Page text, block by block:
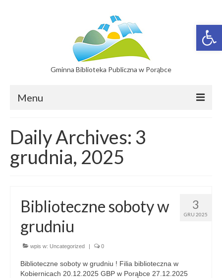
Gminna Biblioteka Publiczna w Porąbce
Menu
Filia w Bujakowie
Filia w Czańcu
Katalog On-line
Aktualności
Wydarzenia 2022
wydarzenia 2021
Daily Archives: 3
grudnia, 2025
3
GRU 2025
Biblioteczne soboty w
grudniu
wpis w: Uncategorized | 0
Biblioteczne soboty w grudniu ! Filia biblioteczna w
Kobiernicach 20.12.2025 GBP w Porąbce 27.12.2025